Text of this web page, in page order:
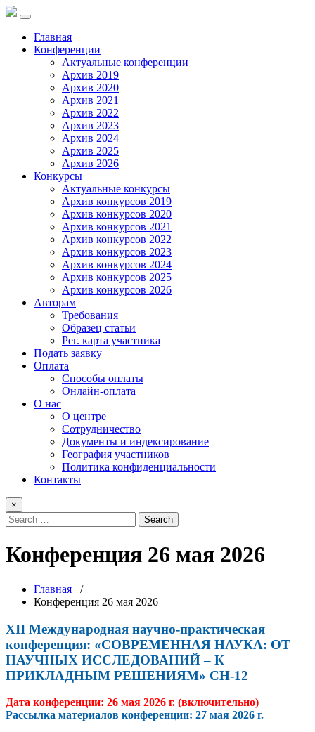
Toggle
navigation
Главная
Конференции
Актуальные конференции
Архив 2019
Архив 2020
Архив 2021
Архив 2022
Архив 2023
Архив 2024
Архив 2025
Архив 2026
Конкурсы
Актуальные конкурсы
Архив конкурсов 2019
Архив конкурсов 2020
Архив конкурсов 2021
Архив конкурсов 2022
Архив конкурсов 2023
Архив конкурсов 2024
Архив конкурсов 2025
Архив конкурсов 2026
Авторам
Требования
Образец статьи
Рег. карта участника
Подать заявку
Оплата
Способы оплаты
Онлайн-оплата
О нас
О центре
Сотрудничество
Документы и индексирование
География участников
Политика конфиденциальности
Контакты
×
Конференция 26 мая 2026
Главная /
Конференция 26 мая 2026
XII Международная научно-практическая
конференция: «СОВРЕМЕННАЯ НАУКА: ОТ
НАУЧНЫХ ИССЛЕДОВАНИЙ – К
ПРИКЛАДНЫМ РЕШЕНИЯМ» СН-12
Дата конференции: 26 мая 2026 г. (включительно)
Рассылка материалов конференции: 27 мая 2026 г.